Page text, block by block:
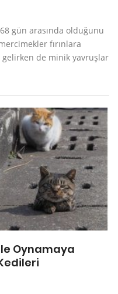
gün arasında olduğunu
fırınlara
gelirken de minik yavruşlar
Oynamaya